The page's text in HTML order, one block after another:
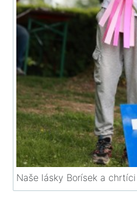
Naše lásky Borísek a chrtíci